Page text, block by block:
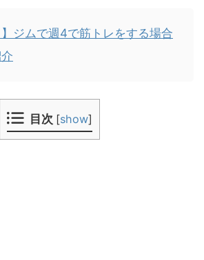
】ジムで週4で筋トレをする場合
目次 [show]